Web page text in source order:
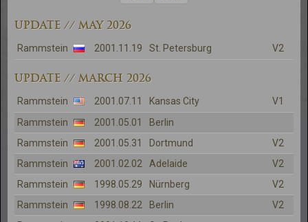
UPDATE // MAY 2026
Rammstein 2001.11.19 St. Petersburg V2
UPDATE // MARCH 2026
Rammstein 2001.07.11 Kansas City
V1
Rammstein
2001.05.01
Berlin
Rammstein
2001.05.31 Dortmund
V2
Rammstein
2001.02.02 Adelaide
V2
Rammstein
1998.05.29 Nürnberg
V2
Rammstein
1998.08.22 Berlin
V2